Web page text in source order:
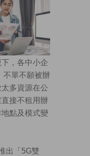
，各中小企
不單不願被辦
多資源在公
接不租用辦
點及模式變
出「5G雙